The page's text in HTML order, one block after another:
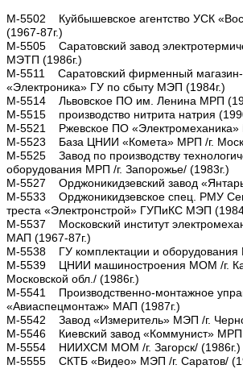
М-5502 Куйбышевское агентство УСК
(1967-87г.)
М-5505 Саратовский завод
МЭТП (1986г.)
М-5511 Саратовский фирменный магазин-
«Электроника» ГУ по сбыту МЭП (1984г.)
М-5514 Львовское ПО им. Ленина МРП
М-5515 производство нитрита натрия
М-5521 Ржевское ПО «Электромеханика»
М-5523 База ЦНИИ «Комета» МРП /г.
М-5525 Завод по производству
оборудования МРП /г. Запорожье/ (1983г.)
М-5527 Орджоникидзевский завод
М-5533 Орджоникидзевское спец. РМУ
треста «Электронстрой» ГУПиКС МЭП
М-5537 Московский институт
МАП (1967-87г.)
М-5538 ГУ комплектации и оборудования
М-5539 ЦНИИ машиностроения МОМ /г.
Московской обл./ (1986г.)
М-5541 Производственно-монтажное
«Авиаспецмонтаж» МАП (1987г.)
М-5542 Завод «Измеритель» МЭП /г.
М-5546 Киевский завод «Коммунист» МРП
М-5554 НИИХСМ МОМ /г. Загорск/ (1986г.)
М-5555 СКТБ «Видео» МЭП /г. Саратов/